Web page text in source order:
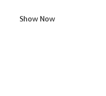
Show Now